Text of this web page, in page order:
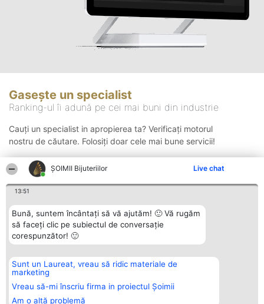
ŞOIMII Bijuteriilor Live chat
13:51
Bună, suntem încântați să vă ajutăm! 🙂 Vă rugăm
să faceți clic pe subiectul de conversație
corespunzător! 🙂
Sunt un Laureat, vreau să ridic materiale de
marketing
Vreau să-mi înscriu firma in proiectul Șoimii
Am o altă problemă
Gasește un specialist
Ranking-ul îi adună pe cei mai buni din industrie
Cauți un specialist in apropierea ta? Verificați motorul
nostru de căutare. Folosiți doar cele mai bune servicii!
Organizator Ranking
BRIGHT SOLUTIONS BR SRL
Aleea Timisul De Sus 2 Bl. A30
Sc. A Et. 4 Ap. 13 Cod 061952
București
Plebiscyt
Lista Tuturor
Laureaților
Contact